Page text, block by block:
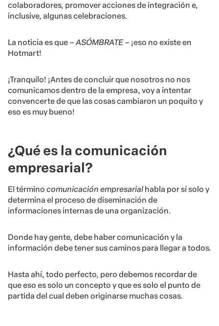
colaboradores, promover acciones de integración e,
inclusive, algunas celebraciones.
La noticia es que –ASÓMBRATE – ¡eso no existe en
Hotmart!
¡Tranquilo! ¡Antes de concluir que nosotros no nos
comunicamos dentro de la empresa, voy a intentar
convencerte de que las cosas cambiaron un poquito y
eso es muy bueno!
¿Qué es la comunicación
empresarial?
El término comunicación empresarial habla por sí solo y
determina el proceso de diseminación de
informaciones internas de una organización.
Donde hay gente, debe haber comunicación y la
información debe tener sus caminos para llegar a todos.
Hasta ahí, todo perfecto, pero debemos recordar de
que eso es solo un concepto y que es solo el punto de
partida del cual deben originarse muchas cosas.